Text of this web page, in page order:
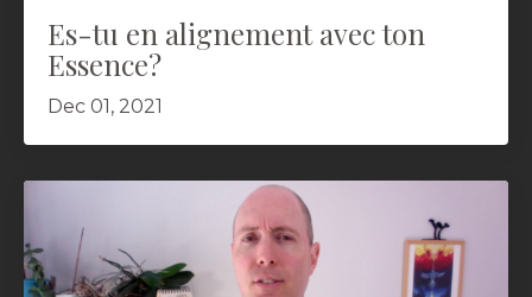
Es-tu en alignement avec ton
Essence?
Dec 01, 2021